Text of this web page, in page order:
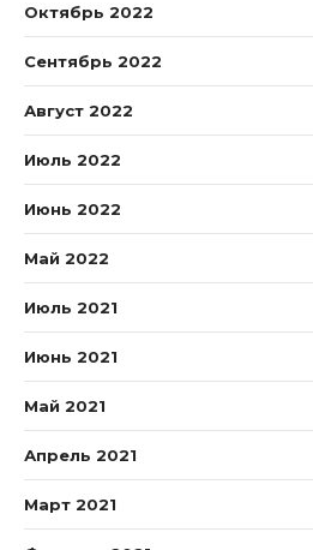
Октябрь 2022
Сентябрь 2022
Август 2022
Июль 2022
Июнь 2022
Май 2022
Июль 2021
Июнь 2021
Май 2021
Апрель 2021
Март 2021